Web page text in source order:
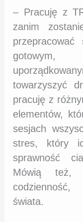
– Pracuję z
zanim
towarzyszyć
pracuję z
elementów,
sesjach
stres, który
sprawność
Mówią też,
świata.